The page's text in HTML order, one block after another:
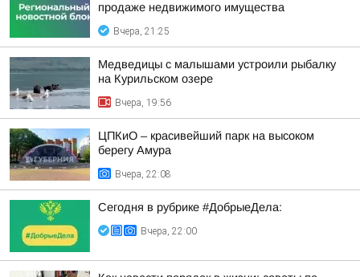
продаже недвижимого имущества
Вчера, 21:25
Медведицы с малышами устроили рыбалку
на Курильском озере
Вчера, 19:56
ЦПКиО – красивейший парк на высоком
берегу Амура
Вчера, 22:08
Сегодня в рубрике #ДобрыеДела:
Вчера, 22:00